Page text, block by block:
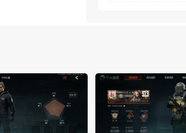
【王者荣耀】用户
获赔金额：
300.00